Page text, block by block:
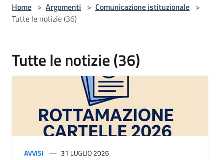
Home > Argomenti > Comunicazione istituzionale >
Tutte le notizie (36)
Tutte le notizie (36)
AVVISI 31 LUGLIO 2026